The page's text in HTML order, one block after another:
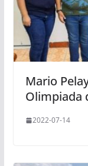
Mario
Olimpiada
2022-07-14